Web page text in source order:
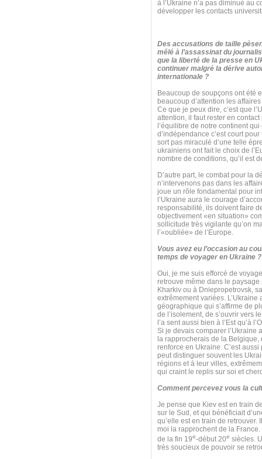
à l’Ukraine n’a pas diminué au
développer les contacts
Des accusations de taille
mêlé à l’assassinat du
que la liberté de la presse en
continuer malgré la dérive
internationale ?
Beaucoup de soupçons ont été
beaucoup d’attention les
Ce que je peux dire, c’est que
attention, il faut rester en
l’équilibre de notre continent
d’indépendance c’est court
sort pas miraculé d’une telle
ukrainiens ont fait le choix de
nombre de conditions, qu’il est
D’autre part, le combat pour la
n’intervenons pas dans les
joue un rôle fondamental pour
l’Ukraine aura le courage
responsabilité, ils doivent faire
objectivement «en situation»
sollicitude très vigilante qu’on
l’«oubliée» de l’Europe.
Vous avez eu l’occasion au
temps de voyager en Ukraine
Oui, je me suis efforcé de
retrouve même dans le paysage
Kharkiv ou à Dniepropetrovsk,
extrêmement variées.
géographique qui s’affirme de
de l’isolement, de s’ouvrir vers
l’a sent aussi bien à l’Est qu’à
Si je devais comparer l’Ukraine
la rapprocherais de la Belgique,
renforce en Ukraine. C’est
peut distinguer souvent les
régions et à leur villes,
qui craint le replis sur soi et
Comment percevez vous la
Je pense que Kiev est en train
sur le Sud, et qui bénéficiait
qu’elle est en train de
moi la rapprochent de la
de la fin 19e-début 20e siècles.
très soucieux de pouvoir se